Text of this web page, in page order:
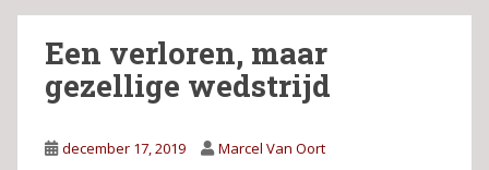
Een verloren, maar
gezellige wedstrijd
december 17, 2019 Marcel Van Oort